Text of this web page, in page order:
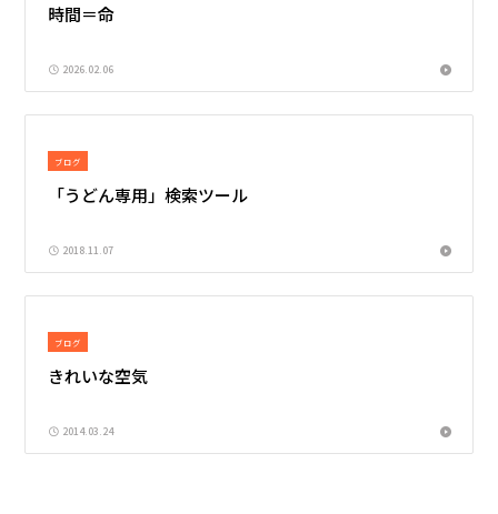
時間＝命
2026.02.06
ブログ
「うどん専用」検索ツール
2018.11.07
ブログ
きれいな空気
2014.03.24